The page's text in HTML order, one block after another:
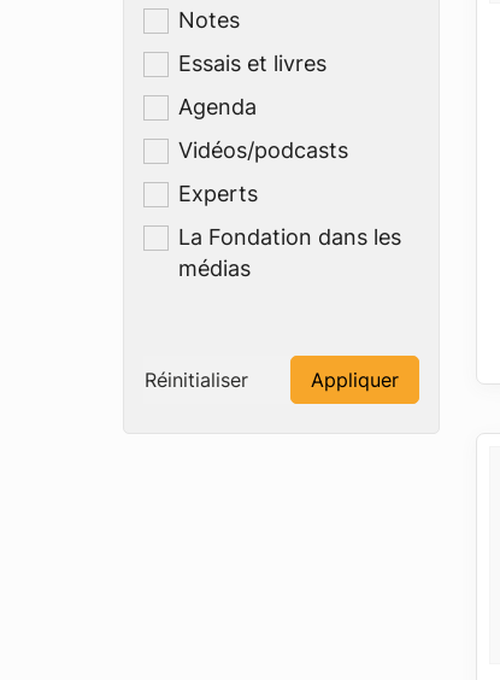
Notes
Essais et livres
Agenda
Vidéos/podcasts
Experts
La Fondation dans les
médias
Réinitialiser Appliquer